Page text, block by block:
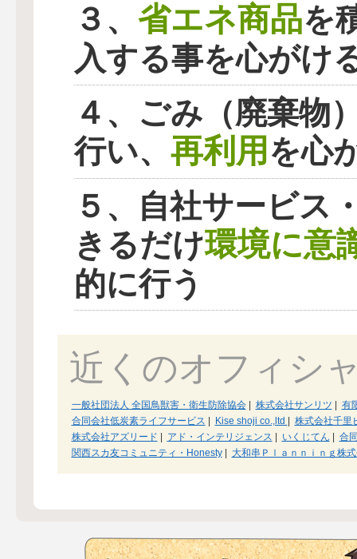
３、 省エネ商品を
入する事を心がけ
４、ごみ（廃棄物
行い、 再利用を心
５、自社サービス
きるだけ環境に意
的に行う
近くのオフィシ
一般社団法人 全国鳥獣害・衛生防除協会| 株式会社サンリツ
有
合同会社低炭素ライフサービス
Kise shoji co.,ltd
株式会社千里
株式会社アズリード
アド・インテリジェンス いくじてん
合
関西スカ友コミュニティ・Honesty| 大和串Ｐｌａｎｎｉｎｇ株